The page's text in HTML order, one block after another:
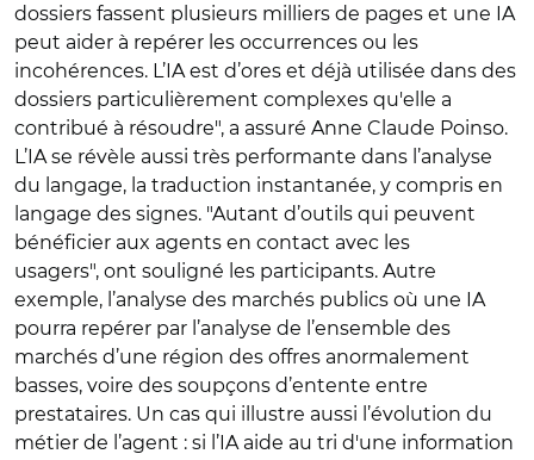
dossiers fassent plusieurs milliers de pages et une IA
peut aider à repérer les occurrences ou les
incohérences. L’IA est d’ores et déjà utilisée dans des
dossiers particulièrement complexes qu'elle a
contribué à résoudre", a assuré Anne Claude Poinso.
L’IA se révèle aussi très performante dans l’analyse
du langage, la traduction instantanée, y compris en
langage des signes. "Autant d’outils qui peuvent
bénéficier aux agents en contact avec les
usagers", ont souligné les participants. Autre
exemple, l’analyse des marchés publics où une IA
pourra repérer par l’analyse de l’ensemble des
marchés d’une région des offres anormalement
basses, voire des soupçons d’entente entre
prestataires. Un cas qui illustre aussi l’évolution du
métier de l’agent : si l’IA aide au tri d'une information